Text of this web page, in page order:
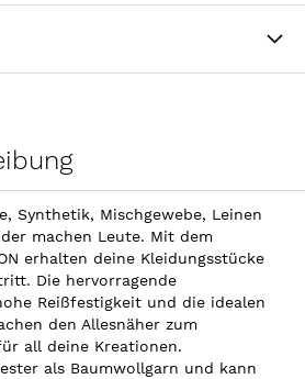
Synthetik, Mischgewebe, Leinen
machen Leute. Mit dem
erhalten deine Kleidungsstücke
Die hervorragende
Reißfestigkeit und die idealen
den Allesnäher zum
all deine Kreationen.
als Baumwollgarn und kann